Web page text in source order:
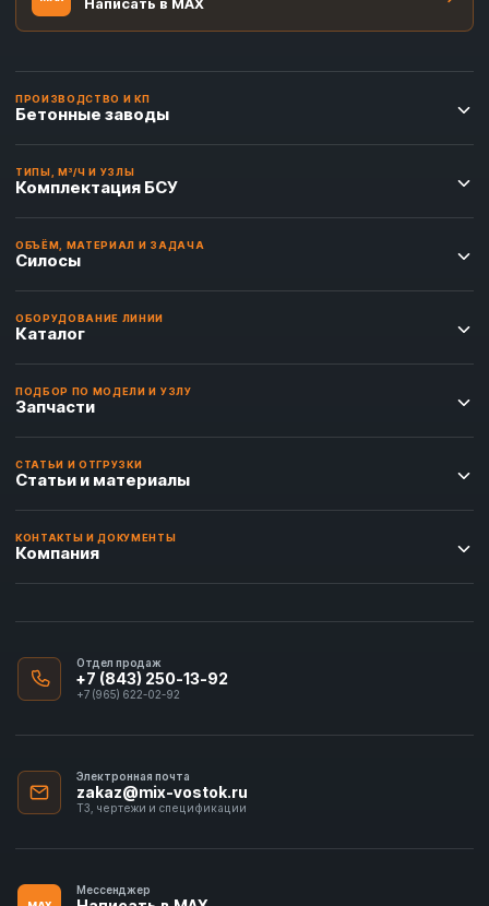
ПРОИЗВОДСТВО И КП
Бетонные заводы
ТИПЫ, М³/Ч И УЗЛЫ
Комплектация БСУ
ОБЪЁМ, МАТЕРИАЛ И ЗАДАЧА
Силосы
ОБОРУДОВАНИЕ ЛИНИИ
Каталог
ПОДБОР ПО МОДЕЛИ И УЗЛУ
Запчасти
СТАТЬИ И ОТГРУЗКИ
Статьи и материалы
КОНТАКТЫ И ДОКУМЕНТЫ
Компания
Отдел продаж
+7 (843) 250-13-92
+7 (965) 622-02-92
Электронная почта
zakaz@mix-vostok.ru
ТЗ, чертежи и спецификации
Мессенджер